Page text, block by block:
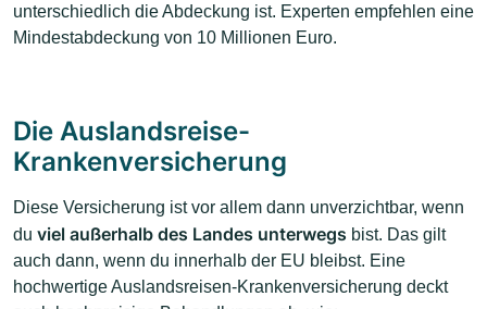
unterschiedlich die Abdeckung ist. Experten empfehlen eine
Mindestabdeckung von 10 Millionen Euro.
Die Auslandsreise-
Krankenversicherung
Diese Versicherung ist vor allem dann unverzichtbar, wenn
du viel außerhalb des Landes unterwegs bist. Das gilt
auch dann, wenn du innerhalb der EU bleibst. Eine
hochwertige Auslandsreisen-Krankenversicherung deckt